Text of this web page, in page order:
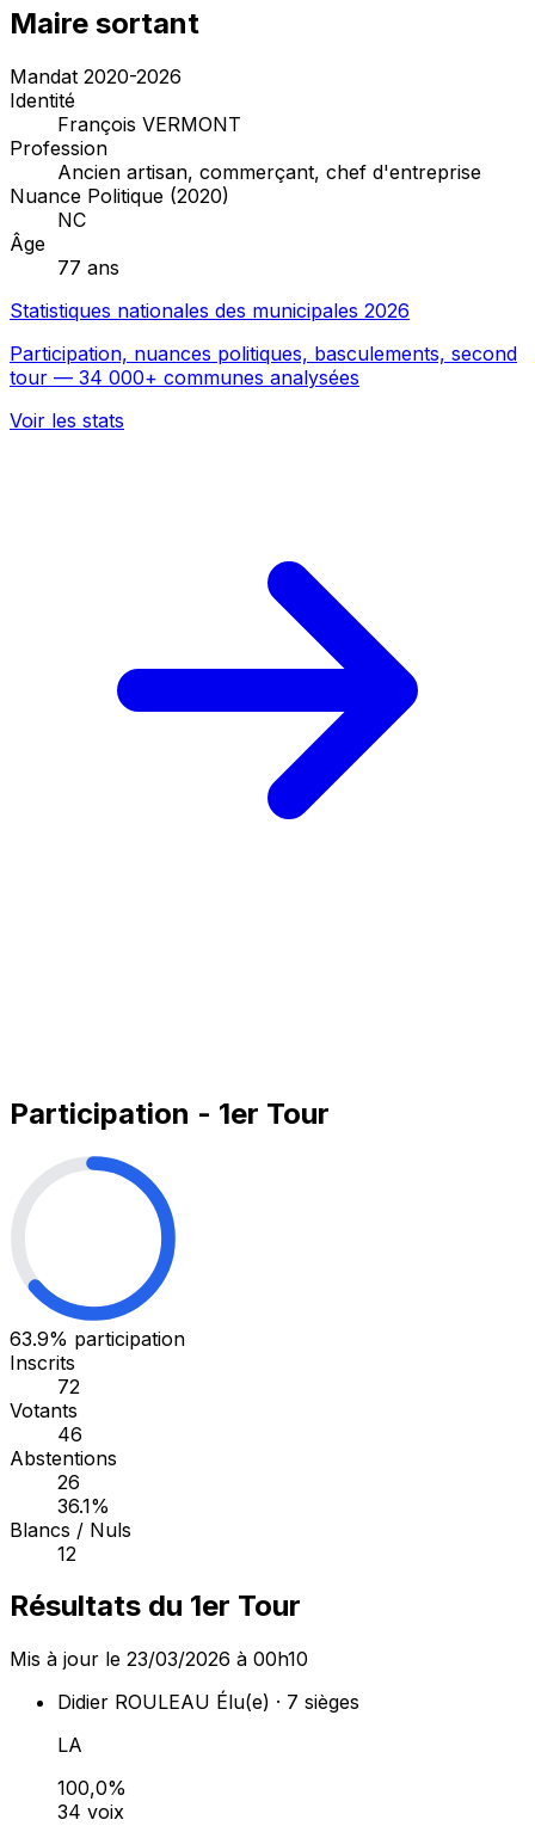
Maire sortant
Mandat 2020-2026
Identité
François VERMONT
Profession
Ancien artisan, commerçant, chef d'entreprise
Nuance Politique (2020)
NC
Âge
77 ans
Statistiques nationales des municipales 2026
Participation, nuances politiques, basculements, second
tour — 34 000+ communes analysées
Voir les stats
Participation - 1er Tour
63.9% participation
Inscrits
72
Votants
46
Abstentions
26
36.1%
Blancs / Nuls
12
Résultats du 1er Tour
Mis à jour le 23/03/2026 à 00h10
Didier ROULEAU Élu(e) · 7 sièges
LA
100,0%
34 voix